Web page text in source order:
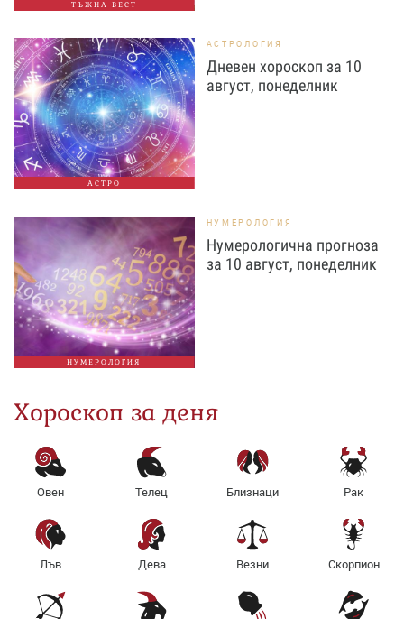
ТЪЖНА ВЕСТ
АСТРО
АСТРОЛОГИЯ
Дневен хороскоп за 10
август, понеделник
НУМЕРОЛОГИЯ
НУМЕРОЛОГИЯ
Нумерологична прогноза
за 10 август, понеделник
Хороскоп за деня
Овен Телец Близнаци Рак
Лъв Дева Везни Скорпион